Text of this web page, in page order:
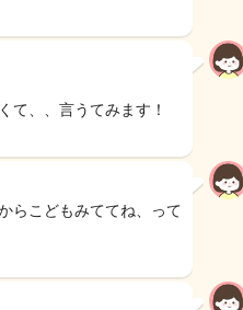
て、、言うてみます！
らこどもみててね、って